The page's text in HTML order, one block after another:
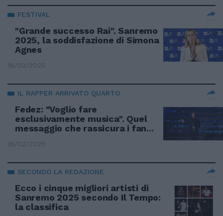
FESTIVAL
"Grande successo Rai". Sanremo
2025, la soddisfazione di Simona
Agnes
16/02/2025
IL RAPPER ARRIVATO QUARTO
Fedez: "Voglio fare
esclusivamente musica". Quel
messaggio che rassicura i fan...
16/02/2025
SECONDO LA REDAZIONE
Ecco i cinque migliori artisti di
Sanremo 2025 secondo Il Tempo:
la classifica